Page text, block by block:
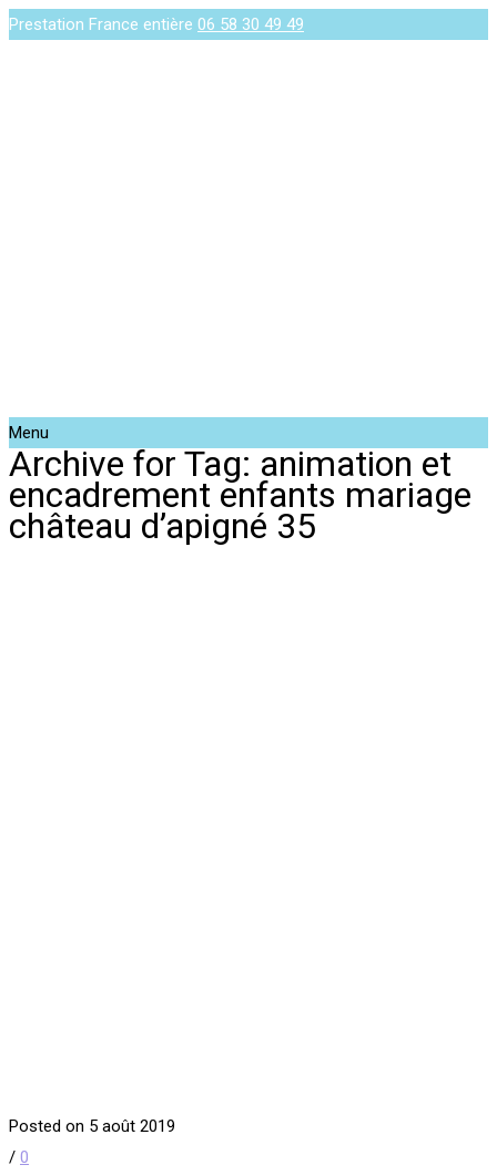
Prestation France entière 06 58 30 49 49
Menu
Archive for Tag: animation et
encadrement enfants mariage
château d’apigné 35
Posted on 5 août 2019
/ 0